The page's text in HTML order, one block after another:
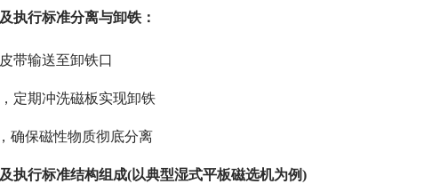
执行标准分离与卸铁：
带输送至卸铁口
定期冲洗磁板实现卸铁
确保磁性物质彻底分离
执行标准结构组成(以典型湿式平板磁选机为例)